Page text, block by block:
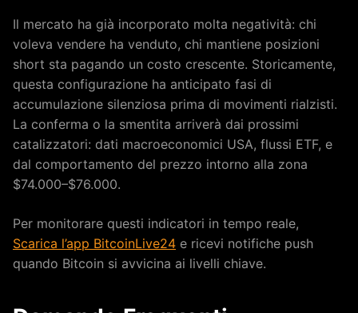
Il mercato ha già incorporato molta negatività: chi
voleva vendere ha venduto, chi mantiene posizioni
short sta pagando un costo crescente. Storicamente,
questa configurazione ha anticipato fasi di
accumulazione silenziosa prima di movimenti rialzisti.
La conferma o la smentita arriverà dai prossimi
catalizzatori: dati macroeconomici USA, flussi ETF, e
dal comportamento del prezzo intorno alla zona
$74.000–$76.000.
Per monitorare questi indicatori in tempo reale,
Scarica l’app BitcoinLive24 e ricevi notifiche push
quando Bitcoin si avvicina ai livelli chiave.